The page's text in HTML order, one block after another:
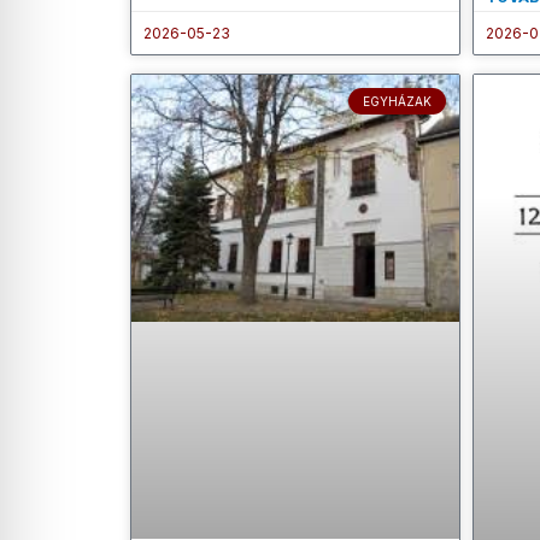
2026-05-23
2026-
EGYHÁZAK